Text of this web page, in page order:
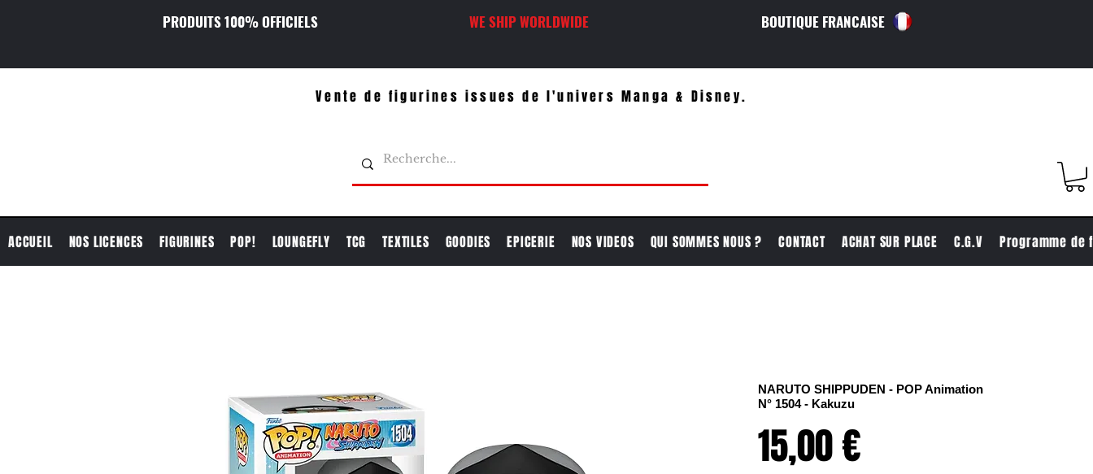
PRODUITS 100% OFFICIELS WE SHIP WORLDWIDE BOUTIQUE FRANCAISE
Vente de figurines issues de l'univers Manga & Disney.
ACCUEIL NOS LICENCES FIGURINES POP! LOUNGEFLY TCG TEXTILES GOODIES EPICERIE NOS VIDEOS QUI SOMMES NOUS ? CONTACT ACHAT SUR PLACE C.G.V Programme de
NARUTO SHIPPUDEN - POP Animation
N° 1504 - Kakuzu
15,00 €